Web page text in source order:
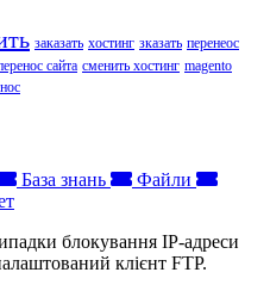
заказать хостинг зказать перенеос
сайта сменить хостинг magento
База знань
Файли
блокування IP-адреси
клієнт FTP.